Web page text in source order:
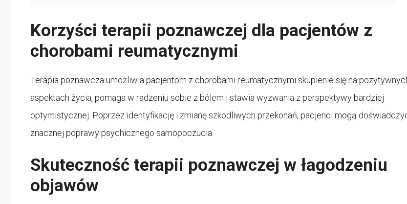
Korzyści terapii poznawczej dla pacjentów z
chorobami reumatycznymi
Terapia poznawcza umożliwia pacjentom z chorobami reumatycznymi skupienie się na
aspektach życia, pomaga w radzeniu sobie z bólem i stawia wyzwania z perspektywy bardziej
optymistycznej. Poprzez identyfikację i zmianę szkodliwych przekonań, pacjenci mogą
znacznej poprawy psychicznego samopoczucia.
Skuteczność terapii poznawczej w łagodzeniu
objawów